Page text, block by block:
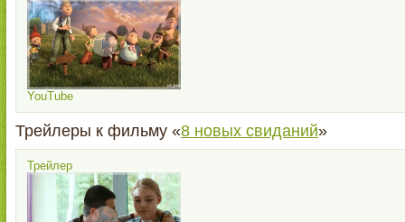
YouTube
Трейлеры к фильму «8 новых свиданий»
Трейлер